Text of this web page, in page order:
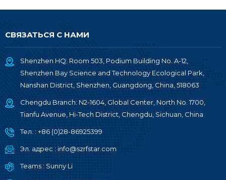
СВЯЗАТЬСЯ С НАМИ
Shenzhen HQ: Room 503, Podium Building No. A-12,
Shenzhen Bay Science and Technology Ecological Park,
Nanshan District, Shenzhen, Guangdong, China, 518063
Chengdu Branch: N2-1604, Global Center, North No. 1700,
Tianfu Avenue, Hi-Tech District, Chengdu, Sichuan, China
Тел. : +86 (0)28-86925399
Эл. адрес : info@szrfstar.com
Teams : Sunny Li